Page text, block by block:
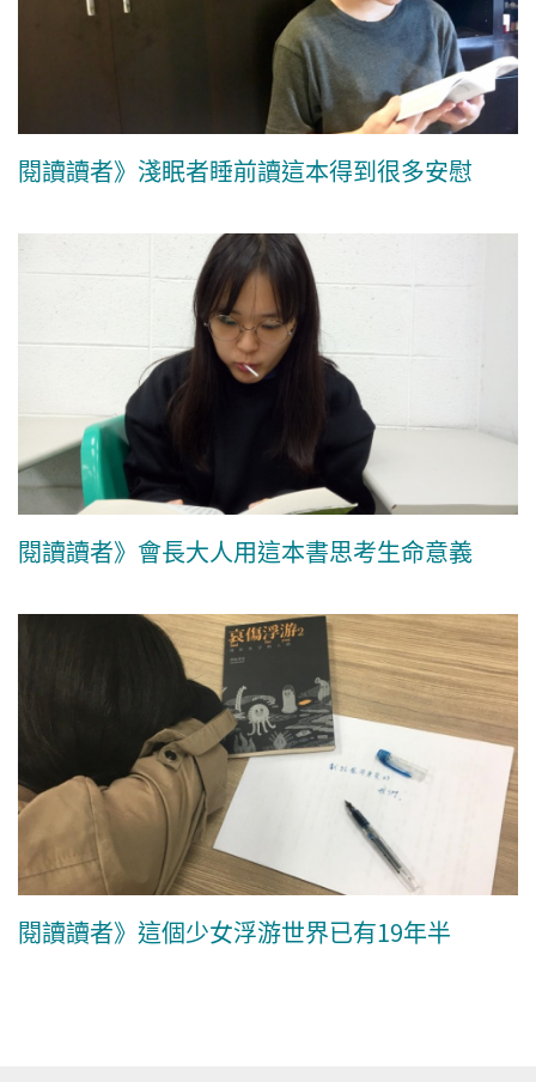
閱讀讀者》淺眠者睡前讀這本得到很多安慰
閱讀讀者》會長大人用這本書思考生命意義
閱讀讀者》這個少女浮游世界已有19年半